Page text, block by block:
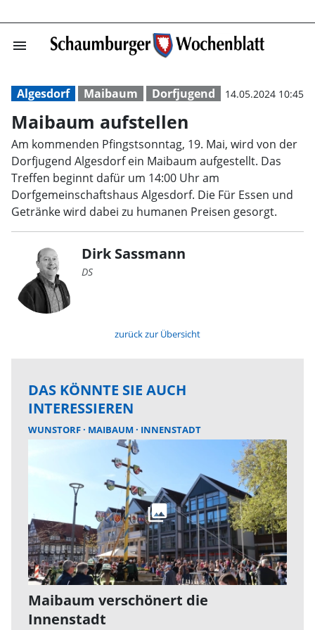
menu Maibaum
Algesdorf Maibaum Dorfjugend 14.05.2024 10:45
Maibaum aufstellen
Am kommenden Pfingstsonntag, 19. Mai, wird von der
Dorfjugend Algesdorf ein Maibaum aufgestellt. Das
Treffen beginnt dafür um 14:00 Uhr am
Dorfgemeinschaftshaus Algesdorf. Die Für Essen und
Getränke wird dabei zu humanen Preisen gesorgt.
Dirk Sassmann
DS
zurück zur Übersicht
DAS KÖNNTE SIE AUCH
INTERESSIEREN
WUNSTORF MAIBAUM INNENSTADT
Maibaum verschönert die
Innenstadt